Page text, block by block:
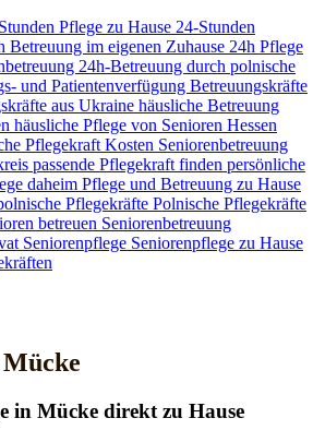
Pflege zu Hause 24-Stunden
Betreuung im eigenen Zuhause 24h Pflege
24h-Betreuung durch polnische
und Patientenverfügung Betreuungskräfte
aus Ukraine häusliche Betreuung
häusliche Pflege von Senioren Hessen
Pflegekraft Kosten Seniorenbetreuung
passende Pflegekraft finden persönliche
daheim Pflege und Betreuung zu Hause
Pflegekräfte Polnische Pflegekräfte
betreuen Seniorenbetreuung
Seniorenpflege Seniorenpflege zu Hause
in Mücke direkt zu Hause